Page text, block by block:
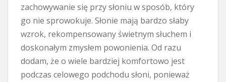
zachowywanie się przy słoniu w sposób, który
go nie sprowokuje. Słonie mają bardzo słaby
wzrok, rekompensowany świetnym słuchem i
doskonałym zmysłem powonienia. Od razu
dodam, że o wiele bardziej komfortowo jest
podczas celowego podchodu słoni, ponieważ